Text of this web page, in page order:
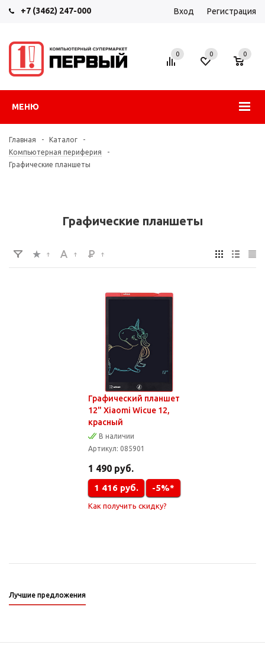
+7 (3462) 247-000 Вход Регистрация
МЕНЮ
0 0 0
Главная - Каталог
-
Компьютерная периферия
-
Графические планшеты
Графические планшеты
Графический планшет
12" Xiaomi Wicue 12,
красный
В наличии
Артикул: 085901
1 490 руб.
1 416 руб. -5%*
Как получить скидку?
Лучшие предложения